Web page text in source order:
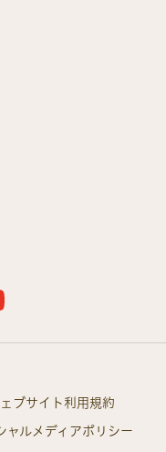
ブサイト利用規約
ャルメディアポリシー